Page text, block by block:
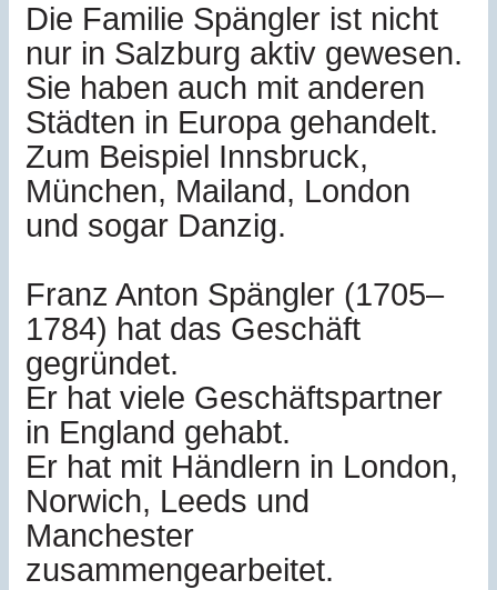
Die Familie Spängler ist nicht
nur in Salzburg aktiv gewesen.
Sie haben auch mit anderen
Städten in Europa gehandelt.
Zum Beispiel Innsbruck,
München, Mailand, London
und sogar Danzig.
Franz Anton Spängler (1705–
1784) hat das Geschäft
gegründet.
Er hat viele Geschäftspartner
in England gehabt.
Er hat mit Händlern in London,
Norwich, Leeds und
Manchester
zusammengearbeitet.